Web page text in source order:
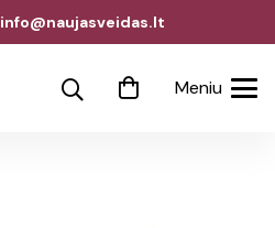
info@naujasveidas.lt
Meniu